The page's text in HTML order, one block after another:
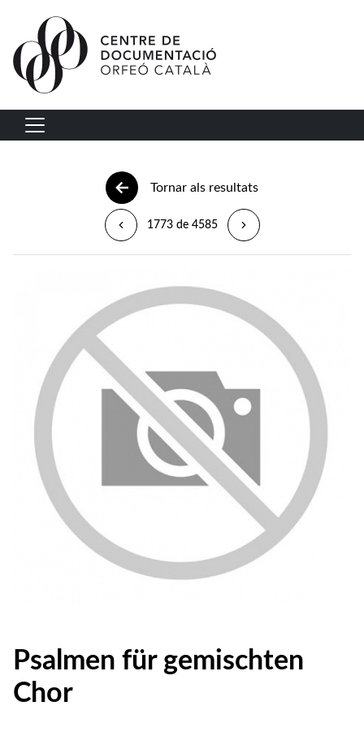
Vés al contingut
Navegació principal
Tornar als resultats
1773 de 4585
Psalmen für gemischten
Chor